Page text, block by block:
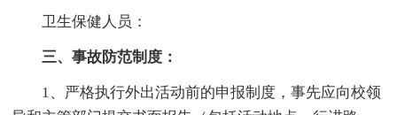
卫生保健人员：
三、事故防范制度：
1、严格执行外出活动前的申报制度，事先应向校领